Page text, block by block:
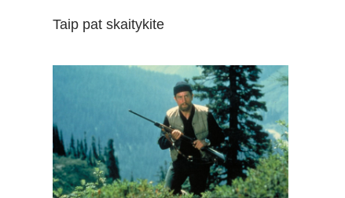
Taip pat skaitykite